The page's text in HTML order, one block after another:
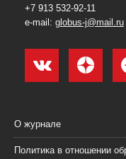
+7 913 532-92-11
e-mail: globus-j@mail.ru
О журнале
Политика в отношении